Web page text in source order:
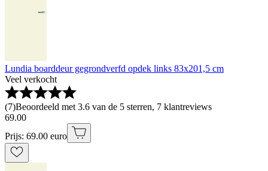
Lundia boarddeur gegrondverfd opdek links 83x201,5 cm
Veel verkocht
(7)Beoordeeld met 3.6 van de 5 sterren, 7 klantreviews
69.00
Prijs: 69.00 euro